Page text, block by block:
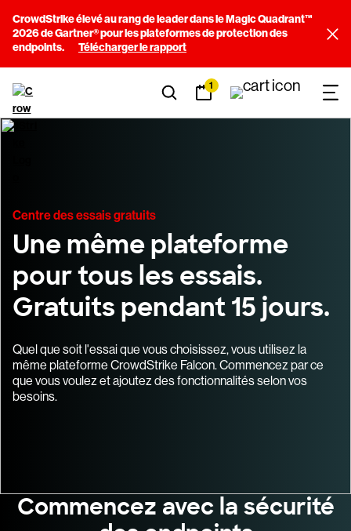
CrowdStrike élevé au rang de leader dans le Magic Quadrant™
2026 de Gartner® pour les plateformes de protection des
endpoints.
Télécharger le rapport
1
Centre des essais gratuits
Une même plateforme
pour tous les essais.
Gratuits pendant 15 jours.
Quel que soit l'essai que vous choisissez, vous utilisez la
même plateforme CrowdStrike Falcon. Commencez par ce
que vous voulez et ajoutez des fonctionnalités selon vos
besoins.
Commencez avec la sécurité